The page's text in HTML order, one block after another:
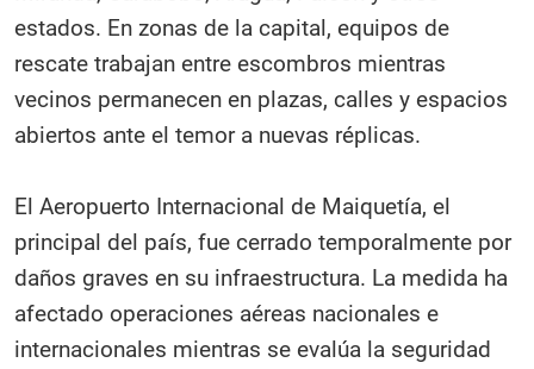
estados. En zonas de la capital, equipos de
rescate trabajan entre escombros mientras
vecinos permanecen en plazas, calles y espacios
abiertos ante el temor a nuevas réplicas.
El Aeropuerto Internacional de Maiquetía, el
principal del país, fue cerrado temporalmente por
daños graves en su infraestructura. La medida ha
afectado operaciones aéreas nacionales e
internacionales mientras se evalúa la seguridad